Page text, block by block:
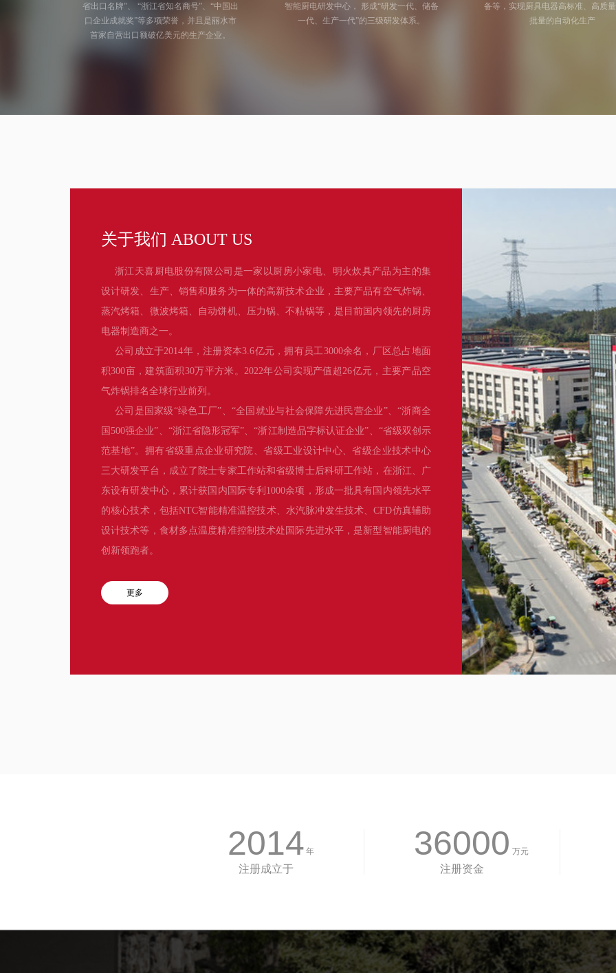
省出口名牌”、 “浙江省知名商号”、“中国出
口企业成就奖”等多项荣誉，并且是丽水市
首家自营出口额破亿美元的生产企业。
智能厨电研发中心， 形成“研发一代、储备
一代、生产一代”的三级研发体系。
备等，实现厨具电器高标准、高质
批量的自动化生产
关于我们 ABOUT US
浙江天喜厨电股份有限公司是一家以厨房小家电、明火炊具产品为主的集
设计研发、生产、销售和服务为一体的高新技术企业，主要产品有空气炸锅、
蒸汽烤箱、微波烤箱、自动饼机、压力锅、不粘锅等，是目前国内领先的厨房
电器制造商之一。
公司成立于2014年，注册资本3.6亿元，拥有员工3000余名，厂区总占地面
积300亩，建筑面积30万平方米。2022年公司实现产值超26亿元，主要产品空
气炸锅排名全球行业前列。
公司是国家级“绿色工厂”、“全国就业与社会保障先进民营企业”、“浙商全
国500强企业”、“浙江省隐形冠军”、“浙江制造品字标认证企业”、“省级双创示
范基地”。拥有省级重点企业研究院、省级工业设计中心、省级企业技术中心
三大研发平台，成立了院士专家工作站和省级博士后科研工作站，在浙江、广
东设有研发中心，累计获国内国际专利1000余项，形成一批具有国内领先水平
的核心技术，包括NTC智能精准温控技术、水汽脉冲发生技术、CFD仿真辅助
设计技术等，食材多点温度精准控制技术处国际先进水平，是新型智能厨电的
创新领跑者。
更多
2014 年
注册成立于
36000 万元
注册资金